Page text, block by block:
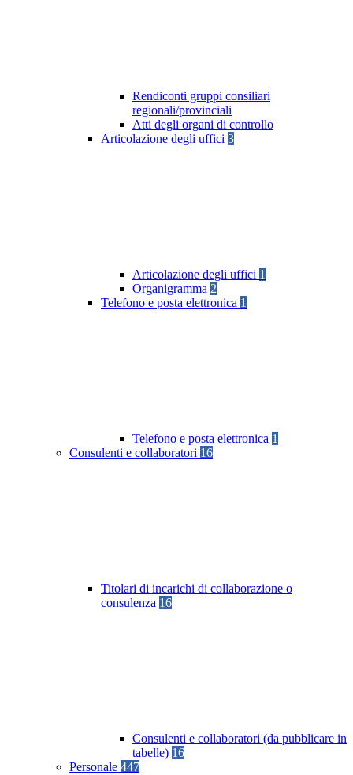
Rendiconti gruppi consiliari
regionali/provinciali
Atti degli organi di controllo
Articolazione degli uffici 3
Articolazione degli uffici 1
Organigramma 2
Telefono e posta elettronica 1
Telefono e posta elettronica 1
Consulenti e collaboratori 16
Titolari di incarichi di collaborazione o
consulenza 16
Consulenti e collaboratori (da pubblicare in
tabelle) 16
Personale 447